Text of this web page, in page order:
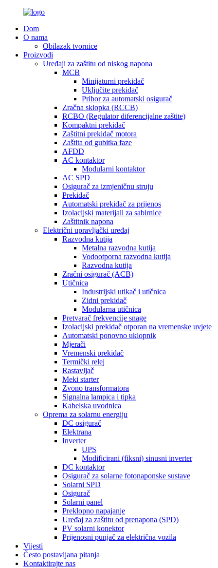
Dom
O nama
Obilazak tvornice
Proizvodi
Uređaji za zaštitu od niskog napona
MCB
Minijaturni prekidač
Uključite prekidač
Pribor za automatski osigurač
Zračna sklopka (RCCB)
RCBO (Regulator diferencijalne zaštite)
Kompaktni prekidač
Zaštitni prekidač motora
Zaštita od gubitka faze
AFDD
AC kontaktor
Modularni kontaktor
AC SPD
Osigurač za izmjeničnu struju
Prekidač
Automatski prekidač za prijenos
Izolacijski materijali za sabirnice
Zaštitnik napona
Električni upravljački uređaj
Razvodna kutija
Metalna razvodna kutija
Vodootporna razvodna kutija
Razvodna kutija
Zračni osigurač (ACB)
Utičnica
Industrijski utikač i utičnica
Zidni prekidač
Modularna utičnica
Pretvarač frekvencije snage
Izolacijski prekidač otporan na vremenske uvjete
Automatski ponovno uklopnik
Mjerači
Vremenski prekidač
Termički relej
Rastavljač
Meki starter
Zvono transformatora
Signalna lampica i tipka
Kabelska uvodnica
Oprema za solarnu energiju
DC osigurač
Elektrana
Inverter
UPS
Modificirani (fiksni) sinusni inverter
DC kontaktor
Osigurač za solarne fotonaponske sustave
Solarni SPD
Osigurač
Solarni panel
Preklopno napajanje
Uređaj za zaštitu od prenapona (SPD)
PV solarni konektor
Prijenosni punjač za električna vozila
Vijesti
Često postavljana pitanja
Kontaktirajte nas